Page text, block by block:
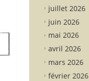
juillet 2026
juin 2026
mai 2026
avril 2026
mars 2026
février 2026